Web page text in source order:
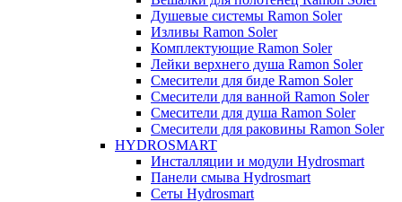
Душевые системы Ramon Soler
Изливы Ramon Soler
Комплектующие Ramon Soler
Лейки верхнего душа Ramon Soler
Смесители для биде Ramon Soler
Смесители для ванной Ramon Soler
Смесители для душа Ramon Soler
Смесители для раковины Ramon Soler
HYDROSMART
Инсталляции и модули Hydrosmart
Панели смыва Hydrosmart
Сеты Hydrosmart